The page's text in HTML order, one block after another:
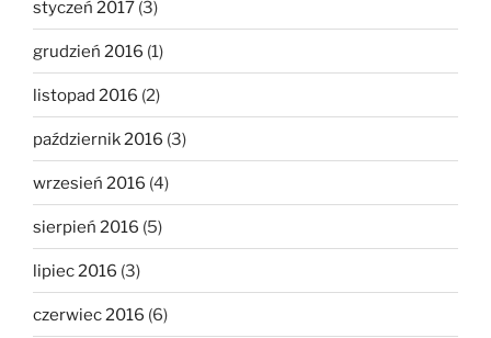
styczeń 2017 (3)
grudzień 2016 (1)
listopad 2016 (2)
październik 2016 (3)
wrzesień 2016 (4)
sierpień 2016 (5)
lipiec 2016 (3)
czerwiec 2016 (6)